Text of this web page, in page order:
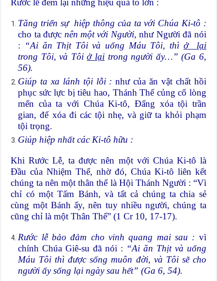
Tăng triển sự hiệp thông của ta với Chúa Ki-tô :
cho ta được nên một với Người, như Người đã nói
: “Ai ăn Thịt Tôi và uống Máu Tôi, thì ở lại
trong Tôi, và Tôiở lại trong người ấy…” (Ga 6,
56).
Giúp ta xa lánh tội lỗi : như của ăn vật chất hồi
phục sức lực bị tiêu hao, Thánh Thể củng cố lòng
mến của ta với Chúa Ki-tô, Đấng xóa tội trần
gian, để xóa đi các tội nhẹ, và giữ ta khỏi phạm
tội trọng.
Giúp hiệp nhất các Ki-tô hữu :
Khi Rước Lễ, ta được nên một với Chúa Ki-tô là
Đầu của Nhiệm Thể, nhờ đó, Chúa Ki-tô liên kết
chúng ta nên một thân thể là Hội Thánh Người : “Vì
chỉ có một Tấm Bánh, và tất cả chúng ta chia sẻ
cùng một Bánh ấy, nên tuy nhiều người, chúng ta
cũng chỉ là một Thân Thể” (1 Cr 10, 17-17).
Rước lễ bảo đảm cho vinh quang mai sau : vì
chính Chúa Giê-su đã nói : “Ai ăn Thịt và uống
Máu Tôi thì được sống muôn đời, và Tôi sẽ cho
người ấy sống lại ngày sau hết” (Ga 6, 54).